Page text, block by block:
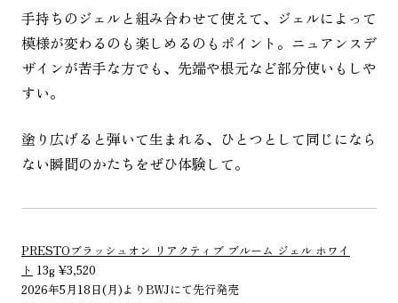
手持ちのジェルと組み合わせて使えて、ジェルによって
模様が変わるのも楽しめるのもポイント。ニュアンスデ
ザインが苦手な方でも、先端や根元など部分使いもしや
すい。
塗り広げると弾いて生まれる、ひとつとして同じになら
ない瞬間のかたちをぜひ体験して。
PRESTOブラッシュオン リアクティブ ブルーム ジェル ホワイ
ト 13g ¥3,520
2026年5月18日(月)よりBWJにて先行発売